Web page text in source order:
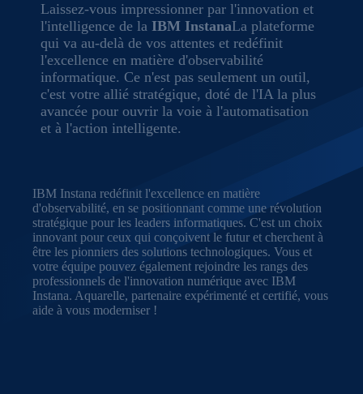
Laissez-vous impressionner par l'innovation et
l'intelligence de laIBM InstanaLa plateforme
qui va au-delà de vos attentes et redéfinit
l'excellence en matière d'observabilité
informatique. Ce n'est pas seulement un outil,
c'est votre allié stratégique, doté de l'IA la plus
avancée pour ouvrir la voie à l'automatisation
et à l'action intelligente.
IBM Instana redéfinit l'excellence en matière
d'observabilité, en se positionnant comme une révolution
stratégique pour les leaders informatiques. C'est un choix
innovant pour ceux qui conçoivent le futur et cherchent à
être les pionniers des solutions technologiques. Vous et
votre équipe pouvez également rejoindre les rangs des
professionnels de l'innovation numérique avec IBM
Instana. Aquarelle, partenaire expérimenté et certifié, vous
aide à vous moderniser !